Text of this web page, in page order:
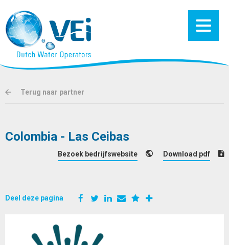
Terug naar partner
Colombia - Las Ceibas
Download pdf
Bezoek bedrijfswebsite
Deel deze pagina